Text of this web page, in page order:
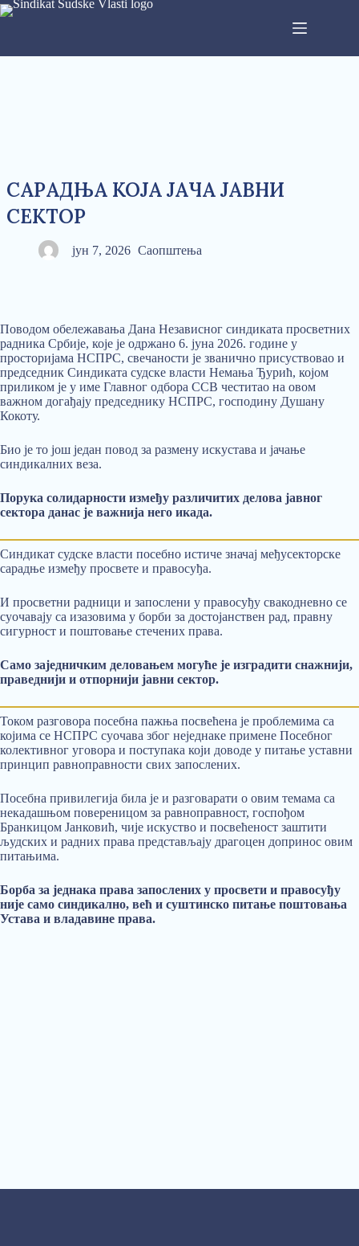
САРАДЊА КОЈА ЈАЧА ЈАВНИ
СЕКТОР
јун 7, 2026 Саопштења
Поводом обележавања Дана Независног синдиката просветних
радника Србије, које је одржано 6. јуна 2026. године у
просторијама НСПРС, свечаности је званично присуствовао и
председник Синдиката судске власти Немања Ђурић, којом
приликом је у име Главног одбора ССВ честитао на овом
важном догађају председнику НСПРС, господину Душану
Кокоту.
Био је то још један повод за размену искустава и јачање
синдикалних веза.
Порука солидарности између различитих делова јавног
сектора данас је важнија него икада.
Синдикат судске власти посебно истиче значај међусекторске
сарадње између просвете и правосуђа.
И просветни радници и запослени у правосуђу свакодневно се
суочавају са изазовима у борби за достојанствен рад, правну
сигурност и поштовање стечених права.
Само заједничким деловањем могуће је изградити снажнији,
праведнији и отпорнији јавни сектор.
Током разговора посебна пажња посвећена је проблемима са
којима се НСПРС суочава због неједнаке примене Посебног
колективног уговора и поступака који доводе у питање уставни
принцип равноправности свих запослених.
Посебна привилегија била је и разговарати о овим темама са
некадашњом повереницом за равноправност, госпођом
Бранкицом Јанковић, чије искуство и посвећеност заштити
људских и радних права представљају драгоцен допринос овим
питањима.
Борба за једнака права запослених у просвети и правосуђу
није само синдикално, већ и суштинско питање поштовања
Устава и владавине права.